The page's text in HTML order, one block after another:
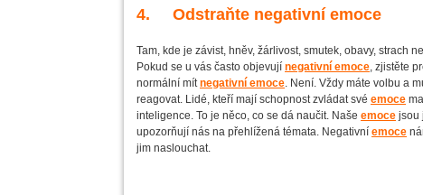
4. Odstraňte negativní emoce
Tam, kde je závist, hněv, žárlivost, smutek, obavy, strach
Pokud se u vás často objevují negativní emoce, zjistěte
normální mítnegativní emoce. Není. Vždy máte volbu a
reagovat. Lidé, kteří mají schopnost zvládat své emoce
inteligence. To je něco, co se dá naučit. Naše emoce jsou
upozorňují nás na přehlížená témata. Negativní emoce
jim naslouchat.